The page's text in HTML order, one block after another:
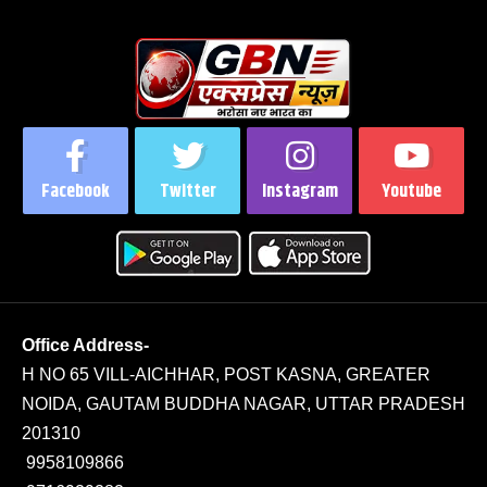
Office Address-
H NO 65 VILL-AICHHAR, POST KASNA, GREATER
NOIDA, GAUTAM BUDDHA NAGAR, UTTAR PRADESH
201310
9958109866
Facebook Twitter Instagram Youtube